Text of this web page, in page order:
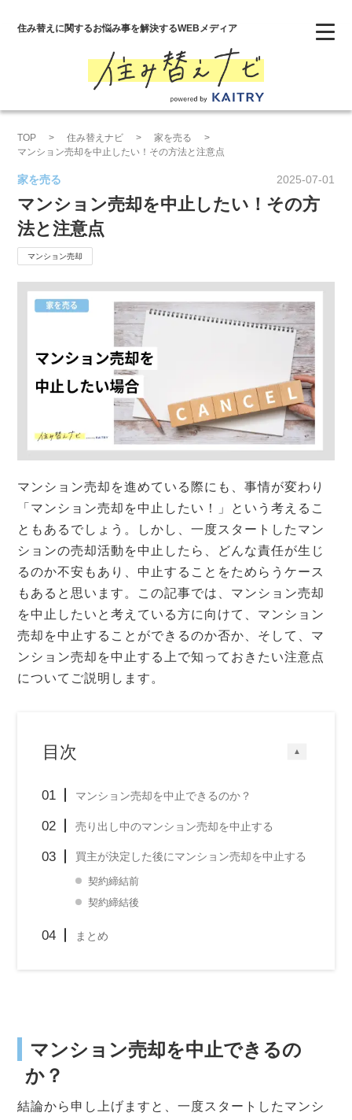
住み替えに関するお悩み事を解決するWEBメディア
家を売る
投資
サービスサイト
タグから探す
オーナーチェンジ
ローン
住み替え 相続 離婚
TOP 住み替えナビ
家を売る
マンション売却を中止したい！その方法と注意点
家を売る 2025-07-01
マンション売却を中止したい！その方
法と注意点
マンション売却
マンション売却を進めている際にも、事情が変わり
「マンション売却を中止したい！」という考えるこ
ともあるでしょう。しかし、一度スタートしたマン
ションの売却活動を中止したら、どんな責任が生じ
るのか不安もあり、中止することをためらうケース
もあると思います。この記事では、マンション売却
を中止したいと考えている方に向けて、マンション
売却を中止することができるのか否か、そして、マ
ンション売却を中止する上で知っておきたい注意点
についてご説明します。
▲
目次
マンション売却を中止できるのか？
売り出し中のマンション売却を中止する
買主が決定した後にマンション売却を中止する
契約締結前
契約締結後
まとめ
マンション売却を中止できるの
か？
結論から申し上げますと、一度スタートしたマンシ